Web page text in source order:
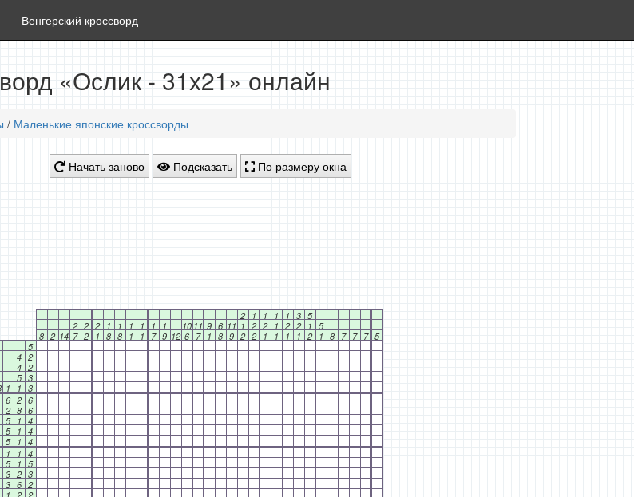
Венгерский кроссворд
«Ослик - 31x21» онлайн
/ Маленькие японские кроссворды
Начать заново Подсказать По размеру окна
2 1 1 1 1 3 5
2 2 2 1 1 1 1 1 1 10 11 9 6 11 1 2 2 1 2 2 1 5
8 2 14 7 2 1 8 8 1 1 7 9 12 6 7 1 8 9 2 2 1 1 1 1 2 1 8 7 7 7 5
5
4 2
4 2
5 3
1 1 3
6 2 6
2 8 6
5 1 4
5 1 4
5 1 4
1 1 4
5 1 5
3 2 3
3 6 2